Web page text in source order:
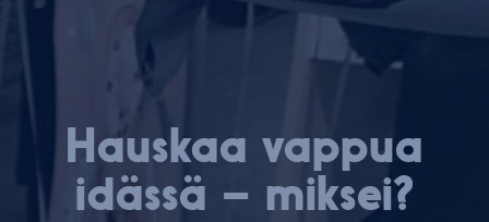
Hauskaa vappua
idässä – miksei?